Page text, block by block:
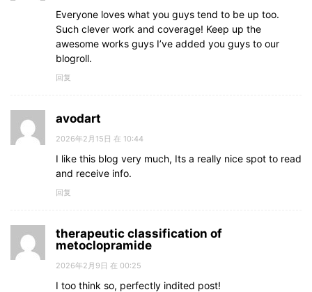
Everyone loves what you guys tend to be up too.
Such clever work and coverage! Keep up the
awesome works guys I’ve added you guys to our
blogroll.
回复
avodart
2026年2月15日 在 10:44
I like this blog very much, Its a really nice spot to read
and receive info.
回复
therapeutic classification of
metoclopramide
2026年2月9日 在 00:25
I too think so, perfectly indited post!